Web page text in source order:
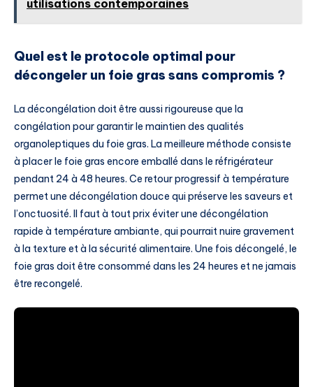
utilisations contemporaines
Quel est le protocole optimal pour
décongeler un foie gras sans compromis ?
La décongélation doit être aussi rigoureuse que la
congélation pour garantir le maintien des qualités
organoleptiques du foie gras. La meilleure méthode consiste
à placer le foie gras encore emballé dans le réfrigérateur
pendant 24 à 48 heures. Ce retour progressif à température
permet une décongélation douce qui préserve les saveurs et
l’onctuosité. Il faut à tout prix éviter une décongélation
rapide à température ambiante, qui pourrait nuire gravement
à la texture et à la sécurité alimentaire. Une fois décongelé, le
foie gras doit être consommé dans les 24 heures et ne jamais
être recongelé.